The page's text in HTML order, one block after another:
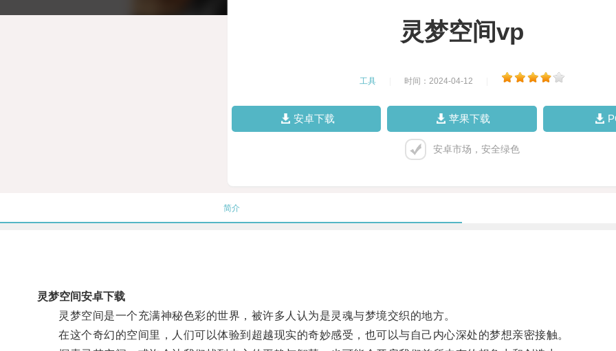
灵梦空间vp
工具 时间：2024-04-12
安卓下载 苹果下载
安卓市场，安全绿色
简介
灵梦空间安卓下载
灵梦空间是一个充满神秘色彩的世界，被许多人认为是灵魂与梦境交织的地方。
在这个奇幻的空间里，人们可以体验到超越现实的奇妙感受，也可以与自己内心深处的梦想亲密接触。